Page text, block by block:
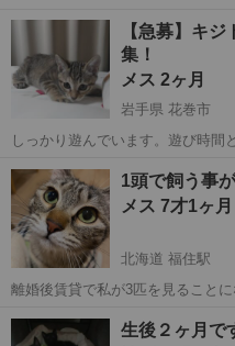
福島 須賀川市 猫
【急募】キジトラ
集！
メス 2ヶ月
岩手県 花巻市
しっかり遊んでいます。遊び時間
岩手 花巻市 猫 キ
1頭で飼う事
メス 7才1ヶ月
北海道 福住駅
離婚後賃貸で私が3匹を見ることに
北海道 札幌市 福住駅
生後２ヶ月で